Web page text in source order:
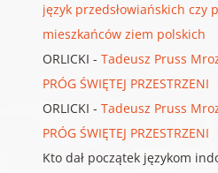
język przedsłowiańskich czy
mieszkańców ziem polskich
ORLICKI - Tadeusz Pruss
PRÓG ŚWIĘTEJ PRZESTRZENI
ORLICKI - Tadeusz Pruss
PRÓG ŚWIĘTEJ PRZESTRZENI
Kto dał początek językom